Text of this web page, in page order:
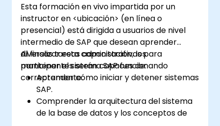
Esta formación en vivo impartida por un
instructor en <ubicación> (en línea o
presencial) está dirigida a usuarios de nivel
intermedio de SAP que desean aprender
diversas tareas administrativas para
mantener el sistema SAP funcionando
correctamente.
Al finalizar esta capacitación, los
participantes serán capaces de:
Aprender cómo iniciar y detener sistemas
SAP.
Comprender la arquitectura del sistema
de la base de datos y los conceptos de